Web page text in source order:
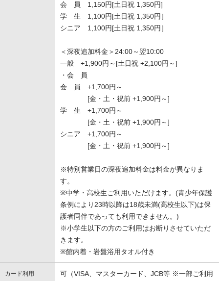
会 員 1,150円[土日祝 1,350円]
学 生 1,100円[土日祝 1,350円］
シニア 1,100円[土日祝 1,350円］
＜深夜追加料金＞24:00～翌10:00
一般 +1,900円～[土日祝 +2,100円～]
・会 員
会 員 +1,700円～
[金・土・祝前 +1,900円～]
学 生 +1,700円～
[金・土・祝前 +1,900円～]
シニア +1,700円～
[金・土・祝前 +1,900円～]
※特別営業日の深夜追加料金は料金が異なりま
す。
※中学・高校生ご利用いただけます。(青少年保護
条例により23時以降は18歳未満(高校生以下)は保
護者同伴であっても利用できません。)
※小学生以下の方のご利用はお断りさせていただ
きます。
※館内着・岩盤浴用タオル付き
カード利用
可（VISA、マスターカード、JCB等 ※一部ご利用